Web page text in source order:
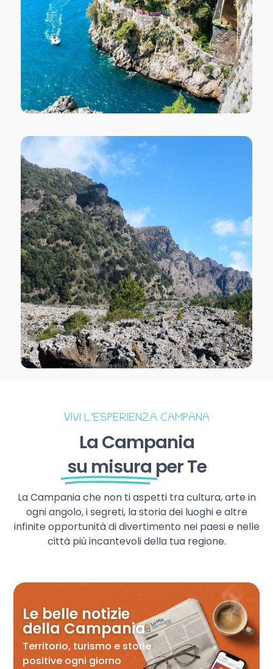
VIVI L’ESPERIENZA CAMPANA
La Campania
su misura per Te
La Campania che non ti aspetti tra cultura, arte in
ogni angolo, i segreti, la storia dei luoghi e altre
infinite opportunità di divertimento nei paesi e nelle
città più incantevoli della tua regione.
Le belle notizie
della Campania
Territorio, turismo e storie
positive ogni giorno